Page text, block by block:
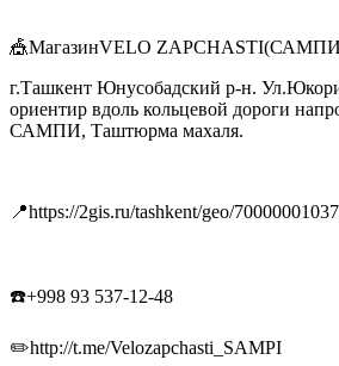
🎪МагазинVELO
г.Ташкент Юнусобадский р-н.
ориентир вдоль кольцевой дороги
САМПИ, Таштюрма махаля.
📍https://2gis.ru/tashkent/geo/
☎️+998 93 537-12-48
✏️http://t.me/Velozapchasti_SAMPI